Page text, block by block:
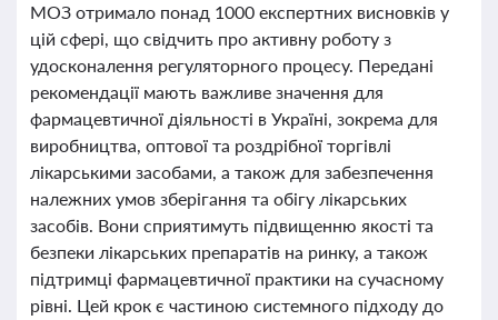
МОЗ отримало понад 1000 експертних висновків у
цій сфері, що свідчить про активну роботу з
удосконалення регуляторного процесу. Передані
рекомендації мають важливе значення для
фармацевтичної діяльності в Україні, зокрема для
виробництва, оптової та роздрібної торгівлі
лікарськими засобами, а також для забезпечення
належних умов зберігання та обігу лікарських
засобів. Вони сприятимуть підвищенню якості та
безпеки лікарських препаратів на ринку, а також
підтримці фармацевтичної практики на сучасному
рівні. Цей крок є частиною системного підходу до